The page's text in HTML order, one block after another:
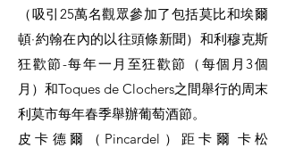
（吸引25萬名觀眾參加了包括莫比和埃爾
頓·約翰在內的以往頭條新聞）和利穆克斯
狂歡節-每年一月至狂歡節（每個月3個
月）和Toques de Clochers之間舉行的周末
利莫市每年春季舉辦葡萄酒節。
皮卡德爾（Pincardel）距卡爾​​卡松